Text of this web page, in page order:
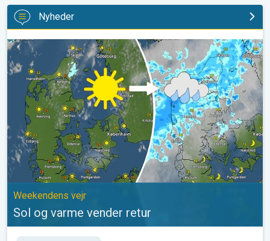
Nyheder
Sol og varme vender retur. Weekendens vejr. . .
Weekendens vejr
Sol og varme vender retur